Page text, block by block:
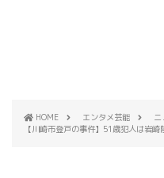
HOME エンタメ芸能
ニ
【川崎市登戸の事件】51歳犯人は岩